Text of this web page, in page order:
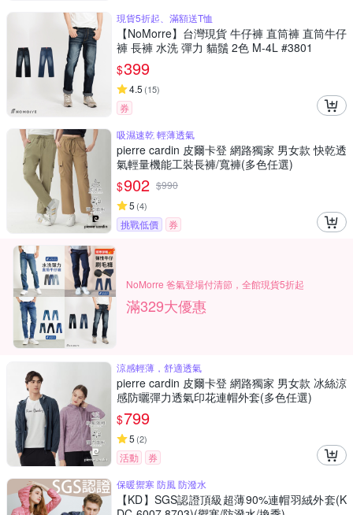
現貨5折起、滿額送T恤
【NoMorre】台灣現貨 牛仔褲 直筒褲 直筒牛仔
褲 長褲 水洗 彈力 貓鬚 2色 M-4L #3801
$399
4.5 (15)
券
吸濕速乾 輕薄透氣
pierre cardin 皮爾卡登 網路獨家 男女款 快乾透
氣輕量機能工裝長褲/寬褲(多色任選)
$902 $990
5 (4)
挑戰低價 券
NoMorre 爸氣登場付清節，全館現貨5折起
滿329大優惠
涼感輕薄，舒適透氣
pierre cardin 皮爾卡登 網路獨家 男女款 冰絲涼
感防曬彈力透氣印花連帽外套(多色任選)
$799
5 (2)
活動
券
保暖禦寒 防風 防潑水
【KD】SGS認證頂級超薄90%連帽羽絨外套(K